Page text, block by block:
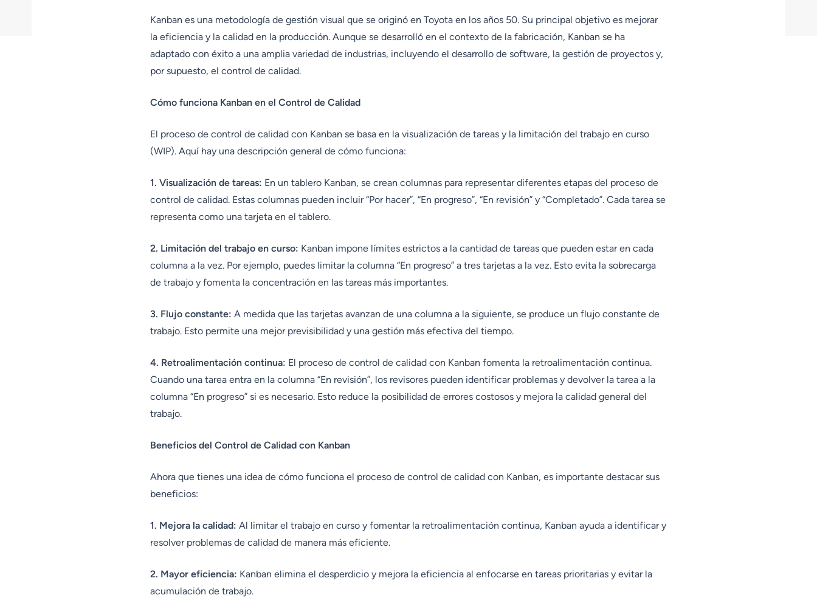
Kanban es una metodología de gestión visual que se originó en Toyota en los años 50. Su principal objetivo es mejorar
la eficiencia y la calidad en la producción. Aunque se desarrolló en el contexto de la fabricación, Kanban se ha
adaptado con éxito a una amplia variedad de industrias, incluyendo el desarrollo de software, la gestión de proyectos y,
por supuesto, el control de calidad.
Cómo funciona Kanban en el Control de Calidad
El proceso de control de calidad con Kanban se basa en la visualización de tareas y la limitación del trabajo en curso
(WIP). Aquí hay una descripción general de cómo funciona:
1. Visualización de tareas: En un tablero Kanban, se crean columnas para representar diferentes etapas del proceso de
control de calidad. Estas columnas pueden incluir “Por hacer”, “En progreso”, “En revisión” y “Completado”. Cada tarea se
representa como una tarjeta en el tablero.
2. Limitación del trabajo en curso: Kanban impone límites estrictos a la cantidad de tareas que pueden estar en cada
columna a la vez. Por ejemplo, puedes limitar la columna “En progreso” a tres tarjetas a la vez. Esto evita la sobrecarga
de trabajo y fomenta la concentración en las tareas más importantes.
3. Flujo constante: A medida que las tarjetas avanzan de una columna a la siguiente, se produce un flujo constante de
trabajo. Esto permite una mejor previsibilidad y una gestión más efectiva del tiempo.
4. Retroalimentación continua: El proceso de control de calidad con Kanban fomenta la retroalimentación continua.
Cuando una tarea entra en la columna “En revisión”, los revisores pueden identificar problemas y devolver la tarea a la
columna “En progreso” si es necesario. Esto reduce la posibilidad de errores costosos y mejora la calidad general del
trabajo.
Beneficios del Control de Calidad con Kanban
Ahora que tienes una idea de cómo funciona el proceso de control de calidad con Kanban, es importante destacar sus
beneficios:
1. Mejora la calidad: Al limitar el trabajo en curso y fomentar la retroalimentación continua, Kanban ayuda a identificar y
resolver problemas de calidad de manera más eficiente.
2. Mayor eficiencia: Kanban elimina el desperdicio y mejora la eficiencia al enfocarse en tareas prioritarias y evitar la
acumulación de trabajo.